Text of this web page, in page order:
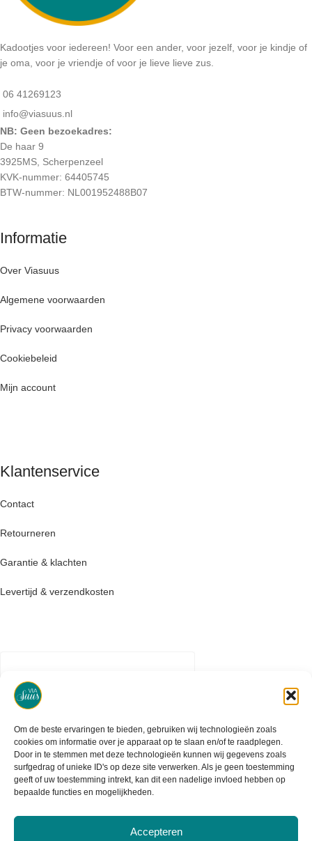
Om de beste ervaringen te bieden, gebruiken wij technologieën zoals
cookies om informatie over je apparaat op te slaan en/of te raadplegen.
Door in te stemmen met deze technologieën kunnen wij gegevens zoals
surfgedrag of unieke ID's op deze site verwerken. Als je geen toestemming
geeft of uw toestemming intrekt, kan dit een nadelige invloed hebben op
bepaalde functies en mogelijkheden.
Accepteren
Kadootjes voor iedereen! Voor een ander, voor jezelf, voor je kindje of
je oma, voor je vriendje of voor je lieve lieve zus.
06 41269123
info@viasuus.nl
NB: Geen bezoekadres:
De haar 9
3925MS, Scherpenzeel
KVK-nummer: 64405745
BTW-nummer: NL001952488B07
Informatie
Over Viasuus
Algemene voorwaarden
Privacy voorwaarden
Cookiebeleid
Mijn account
Klantenservice
Contact
Retourneren
Garantie & klachten
Levertijd & verzendkosten